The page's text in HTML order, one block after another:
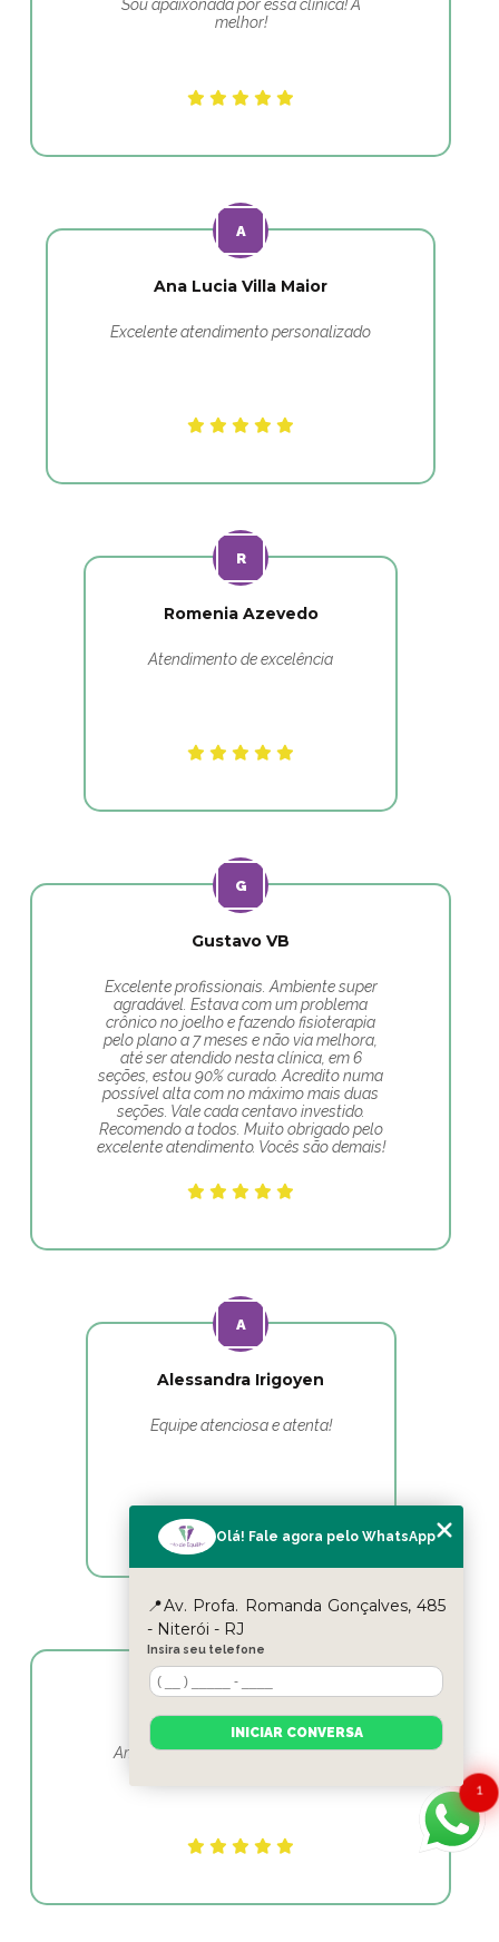
Sou apaixonada por essa clínica! A
melhor!
Ana Lucia Villa Maior
Excelente atendimento personalizado
Romenia Azevedo
Atendimento de excelência
Gustavo VB
Excelente profissionais. Ambiente super
agradável. Estava com um problema
crônico no joelho e fazendo fisioterapia
pelo plano a 7 meses e não via melhora,
até ser atendido nesta clínica, em 6
seções, estou 90% curado. Acredito numa
possível alta com no máximo mais duas
seções. Vale cada centavo investido.
Recomendo a todos. Muito obrigado pelo
excelente atendimento. Vocês são demais!
Alessandra Irigoyen
Equipe atenciosa e atenta!
Amo esse lugar e as profissionais em
1
Olá! Fale agora pelo WhatsApp
📍Av. Profa. Romanda Gonçalves, 485
- Niterói - RJ
Insira seu telefone
INICIAR CONVERSA